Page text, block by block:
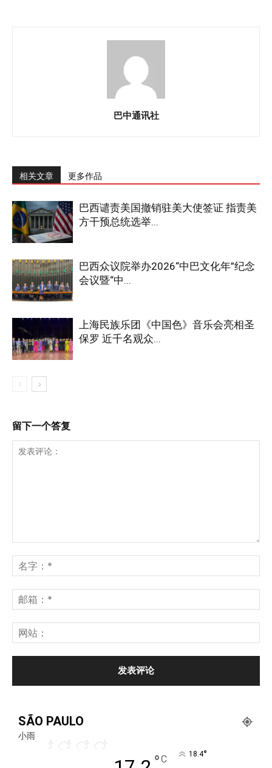
巴中通讯社
相关文章 更多作品
巴西谴责美国撤销驻美大使签证 指责美
方干预总统选举...
巴西众议院举办2026“中巴文化年”纪念
会议暨“中...
上海民族乐团《中国色》音乐会亮相圣
保罗 近千名观众...
留下一个答复
SÃO PAULO
小雨
°C 18.4°